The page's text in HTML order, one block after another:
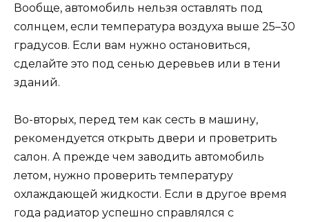
Вообще, автомобиль нельзя оставлять под
солнцем, если температура воздуха выше 25–30
градусов. Если вам нужно остановиться,
сделайте это под сенью деревьев или в тени
зданий.
Во-вторых, перед тем как сесть в машину,
рекомендуется открыть двери и проветрить
салон. А прежде чем заводить автомобиль
летом, нужно проверить температуру
охлаждающей жидкости. Если в другое время
года радиатор успешно справлялся с